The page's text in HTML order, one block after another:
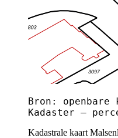
Bron: openbare
Kadaster —
Kadastrale kaart